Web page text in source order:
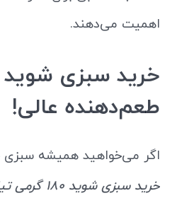
اهمیت می‌دهند.
طعم‌دهنده عالی!
اگر می‌خواهید همیشه
خرید سبزی شوید 180 گرمی تیار